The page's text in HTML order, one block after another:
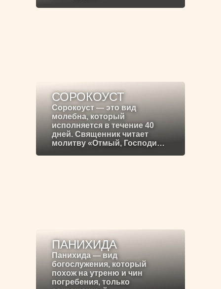
СОРОКОУСТ
Сорокоуст — это вид
молебна, который
исполняется в течение 40
дней. Священник читает
молитву «Отмый, Господи…
ПАНИХИДА
Панихида — вид
богослужения, который
похож на утреню и чин
погребения, только